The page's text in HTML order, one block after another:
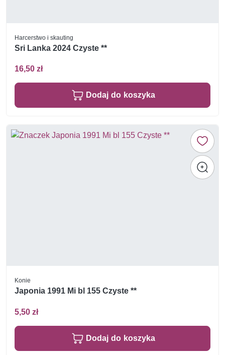
Harcerstwo i skauting
Sri Lanka 2024 Czyste **
16,50 zł
Dodaj do koszyka
Konie
Japonia 1991 Mi bl 155 Czyste **
5,50 zł
Dodaj do koszyka